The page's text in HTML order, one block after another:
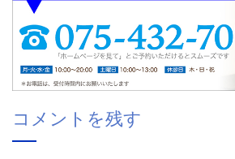
コメントを残す